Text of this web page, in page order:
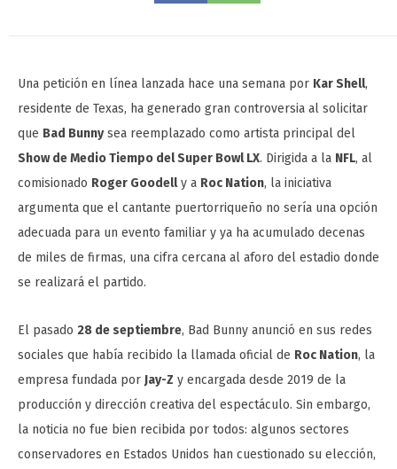
Una petición en línea lanzada hace una semana por Kar Shell,
residente de Texas, ha generado gran controversia al solicitar
que Bad Bunnysea reemplazado como artista principal del
Show de Medio Tiempo del Super Bowl LX. Dirigida a la NFL, al
comisionado Roger Goodelly a Roc Nation, la iniciativa
argumenta que el cantante puertorriqueño no sería una opción
adecuada para un evento familiar y ya ha acumulado decenas
de miles de firmas, una cifra cercana al aforo del estadio donde
se realizará el partido.
El pasado 28 de septiembre, Bad Bunny anunció en sus redes
sociales que había recibido la llamada oficial de Roc Nation, la
empresa fundada por Jay-Z y encargada desde 2019 de la
producción y dirección creativa del espectáculo. Sin embargo,
la noticia no fue bien recibida por todos: algunos sectores
conservadores en Estados Unidos han cuestionado su elección,